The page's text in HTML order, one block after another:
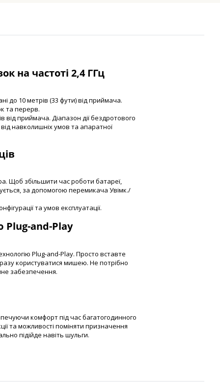
на частоті 2,4 ГГц
до 10 метрів (33 фути) від приймача.
та перерв.
від приймача. Діапазон дії бездротового
навколишніх умов та апаратної
Щоб збільшити час роботи батареї,
за допомогою перемикача Увімк./
та умов експлуатації.
Plug-and-Play
Plug-and-Play. Просто вставте
користуватися мишею. Не потрібно
забезпечення.
комфорт під час багатогодинного
та можливості поміняти призначення
підійде навіть шульги.